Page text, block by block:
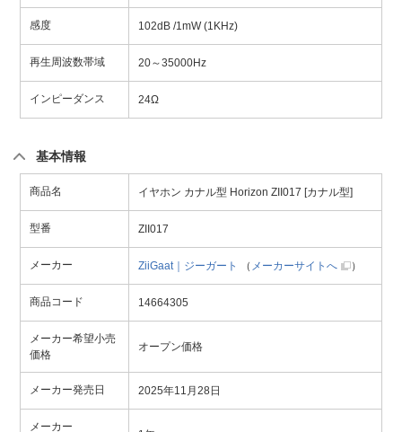
感度 102dB /1mW (1KHz)
再生周波数帯域 20～35000Hz
インピーダンス 24Ω
基本情報
商品名 イヤホン カナル型 Horizon ZII017 [カナル型]
型番 ZII017
メーカー ZiiGaat｜ジーガート （ メーカーサイトへ ）
商品コード 14664305
メーカー希望小売
価格
オープン価格
メーカー発売日 2025年11月28日
メーカー